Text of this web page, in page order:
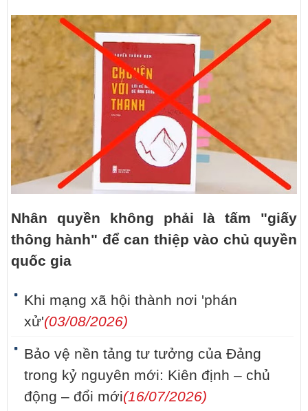
Nhân quyền không phải là tấm "giấy
thông hành" để can thiệp vào chủ quyền
quốc gia
Khi mạng xã hội thành nơi 'phán
xử'(03/08/2026)
Bảo vệ nền tảng tư tưởng của Đảng
trong kỷ nguyên mới: Kiên định – chủ
động – đổi mới(16/07/2026)